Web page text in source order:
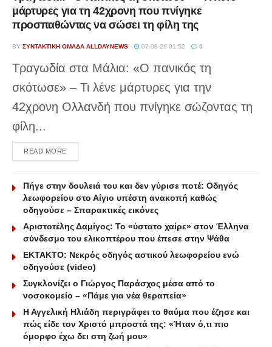
μάρτυρες για τη 42χρονη που πνίγηκε
προσπαθώντας να σώσει τη φίλη της
BY ΣΥΝΤΑΚΤΙΚΉ ΟΜΆΔΑ ALLDAYNEWS 07-08-26 01:52 0
Τραγωδία στα Μάλια: «Ο πανικός τη
σκότωσε» – Τι λένε μάρτυρες για την
42χρονη Ολλανδή που πνίγηκε σώζοντας τη
φίλη...
READ MOREDETAILS
Πήγε στην δουλειά του και δεν γύρισε ποτέ: Οδηγός
λεωφορείου στο Αίγιο υπέστη ανακοπή καθώς
οδηγούσε – Σπαρακτικές εικόνες
Αριστοτέλης Δαμίγος: Το «ύστατο χαίρε» στον Έλληνα
σύνδεσμο του ελικοπτέρου που έπεσε στην Ψάθα
ΕΚΤΑΚΤΟ: Νεκρός οδηγός αστικού λεωφορείου ενώ
οδηγούσε (video)
Συγκλονίζει ο Γιώργος Παράσχος μέσα από το
νοσοκομείο – «Πάμε για νέα θεραπεία»
Η Αγγελική Ηλιάδη περιγράφει το θαύμα που έζησε και
πώς είδε τον Χριστό μπροστά της: «Ήταν ό,τι πιο
όμορφο έχω δει στη ζωή μου»